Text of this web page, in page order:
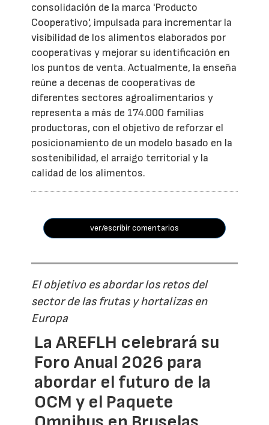
consolidación de la marca 'Producto
Cooperativo', impulsada para incrementar la
visibilidad de los alimentos elaborados por
cooperativas y mejorar su identificación en
los puntos de venta. Actualmente, la enseña
reúne a decenas de cooperativas de
diferentes sectores agroalimentarios y
representa a más de 174.000 familias
productoras, con el objetivo de reforzar el
posicionamiento de un modelo basado en la
sostenibilidad, el arraigo territorial y la
calidad de los alimentos.
ver/escribir comentarios
El objetivo es abordar los retos del
sector de las frutas y hortalizas en
Europa
La AREFLH celebrará su
Foro Anual 2026 para
abordar el futuro de la
OCM y el Paquete